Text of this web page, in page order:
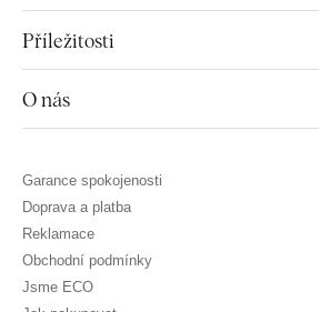
Příležitosti
O nás
Garance spokojenosti
Doprava a platba
Reklamace
Obchodní podmínky
Jsme ECO